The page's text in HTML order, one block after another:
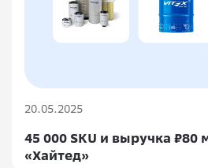
20.05.2025
45 000 SKU и выручка ₽80
«Хайтед»